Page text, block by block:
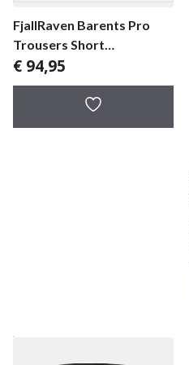
FjallRaven Barents Pro
Trousers Short
herenbroek
€ 94,95